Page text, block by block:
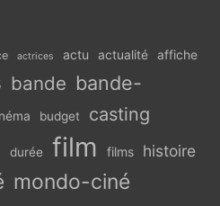
actrices actu actualité affiche
bande bande-
budget casting
durée film films histoire
mondo-ciné